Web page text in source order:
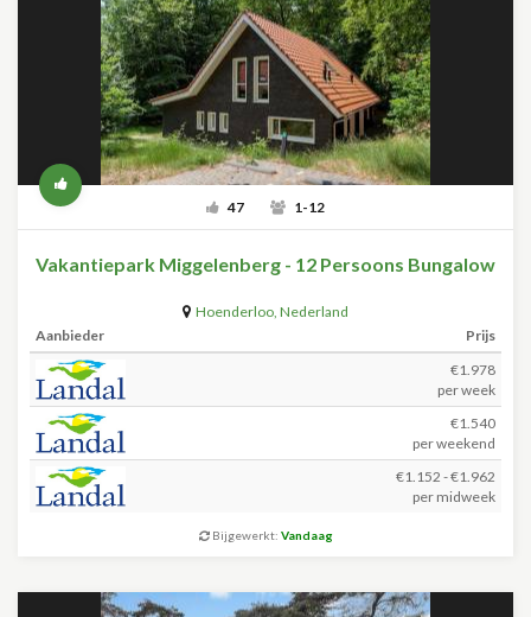
47 1-12
Vakantiepark Miggelenberg - 12 Persoons Bungalow
Hoenderloo, Nederland
Aanbieder
Prijs
€1.978
per week
€1.540
per weekend
€1.152 - €1.962
per midweek
Bijgewerkt: Vandaag